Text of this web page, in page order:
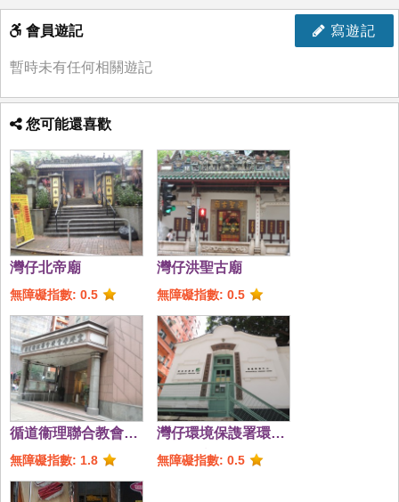
寫遊記
會員遊記
暫時未有任何相關遊記
您可能還喜歡
灣仔北帝廟
無障礙指數: 0.5
灣仔洪聖古廟
無障礙指數: 0.5
循道衞理聯合教會香
港堂
無障礙指數: 1.8
灣仔環境保謢署環境
資源中心 (前身百年
無障礙指數: 0.5